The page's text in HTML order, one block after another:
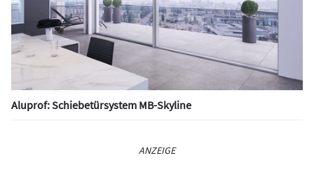
Aluprof: Schiebetürsystem MB-Skyline
ANZEIGE